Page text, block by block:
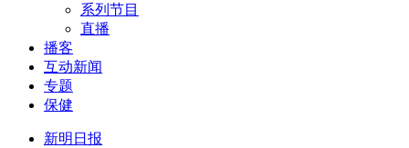
系列节目
直播
播客
互动新闻
专题
保健
新明日报